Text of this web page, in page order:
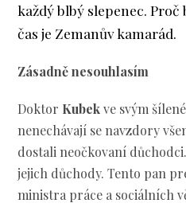
každý blbý slepenec.
čas je Zemanův kamarád.
Zásadně nesouhlasím
Doktor Kubekve svým
nenechávají se navzdory
dostali neočkovaní
jejich důchody. Tento pan
ministra práce a sociálních